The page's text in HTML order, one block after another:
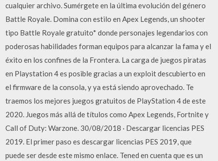
cualquier archivo. Sumérgete en la última evolución del género
Battle Royale. Domina con estilo en Apex Legends, un shooter
tipo Battle Royale gratuito* donde personajes legendarios con
poderosas habilidades forman equipos para alcanzar la fama y el
éxito en los confines de la Frontera. La carga de juegos piratas
en Playstation 4 es posible gracias a un exploit descubierto en
el firmware de la consola, y ya está siendo aprovechado. Te
traemos los mejores juegos gratuitos de PlayStation 4 de este
2020. Juegos más allá de títulos como Apex Legends, Fortnite y
Call of Duty: Warzone. 30/08/2018 · Descargar licencias PES
2019. El primer paso es descargar licencias PES 2019, que
puede ser desde este mismo enlace. Tened en cuenta que es un